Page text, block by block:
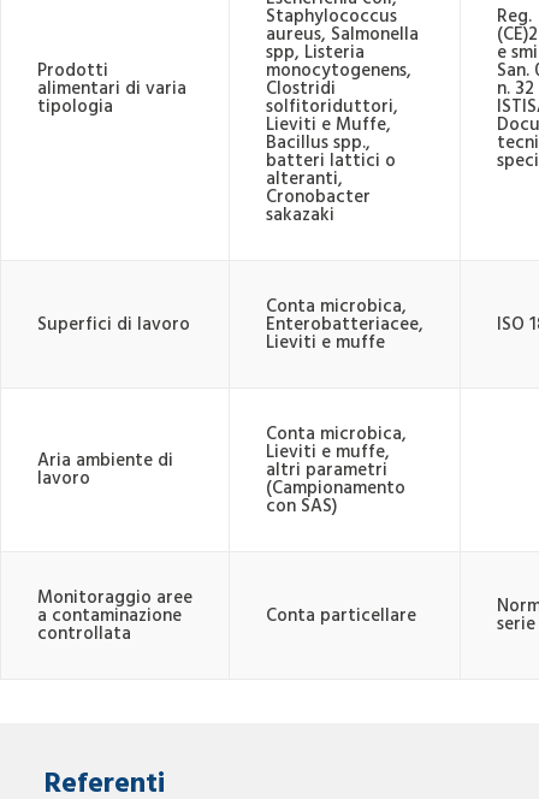
Prodotti
alimentari di varia
tipologia
Staphylococcus
aureus, Salmonella
spp, Listeria
monocytogenens,
Clostridi
solfitoriduttori,
Lieviti e Muffe,
Bacillus spp.,
batteri lattici o
alteranti,
Cronobacter
sakazaki
Reg.
e
n.
Superfici di lavoro
Conta microbica,
Enterobatteriacee,
Lieviti e muffe
ISO
Aria ambiente di
lavoro
Conta microbica,
Lieviti e muffe,
altri parametri
(Campionamento
con SAS)
Monitoraggio aree
a contaminazione
controllata
Conta particellare
Referenti